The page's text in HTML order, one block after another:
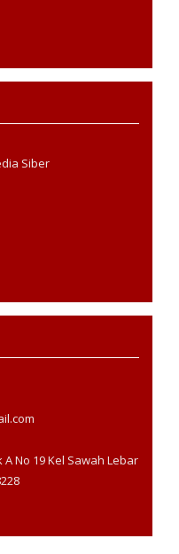
Siber
19 Kel Sawah Lebar